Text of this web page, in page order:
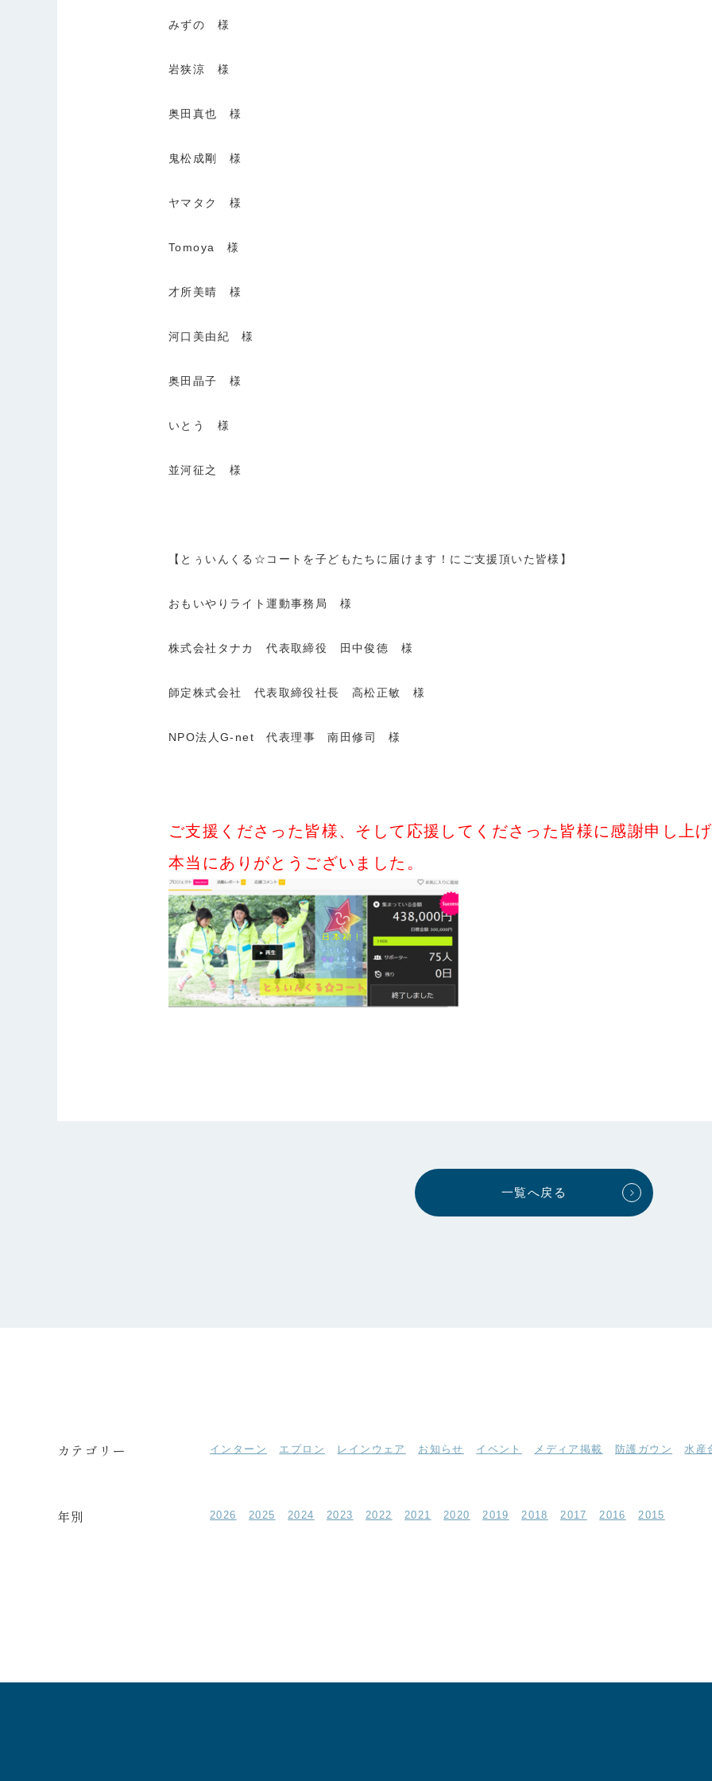
みずの 様
岩狭涼 様
奥田真也 様
鬼松成剛 様
ヤマタク 様
Tomoya 様
才所美晴 様
河口美由紀 様
奥田晶子 様
いとう 様
並河征之 様
【とぅいんくる☆コートを子どもたちに届けます！にご支援頂いた皆様】
おもいやりライト運動事務局 様
株式会社タナカ 代表取締役 田中俊徳 様
師定株式会社 代表取締役社長 高松正敏 様
NPO法人G-net 代表理事 南田修司 様
ご支援くださった皆様、そして応援してくださった皆様に感謝申し上
本当にありがとうございました。
一覧へ戻る
カテゴリー インターン エプロン レインウェア お知らせ イベント メディア掲載 防護ガウン 水産
年別 2026 2025 2024 2023 2022 2021 2020 2019 2018 2017 2016 2015